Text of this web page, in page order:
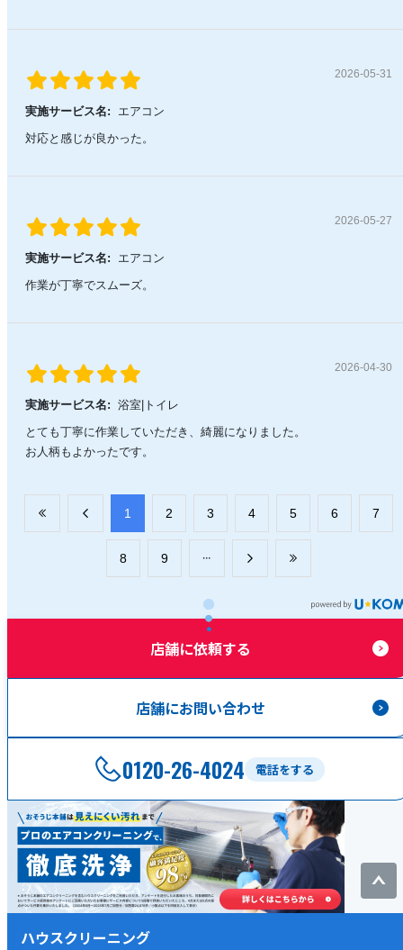
2026-05-31
実施サービス名:
エアコン
対応と感じが良かった。
2026-05-27
実施サービス名:
エアコン
作業が丁寧でスムーズ。
2026-04-30
実施サービス名: 浴室|トイレ
とても丁寧に作業していただき、綺麗になりました。
お人柄もよかったです。
​1 ​2 ​3 ​4 ​5 ​6 ​7
​8 ​9
店舗に依頼する
店舗にお問い合わせ
電話をする
0120-26-4024
ハウスクリーニング